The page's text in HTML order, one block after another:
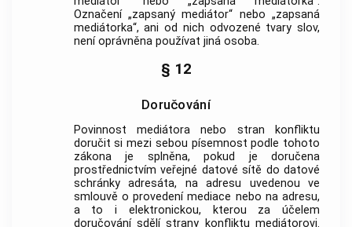
Označení „zapsanýmediátor“ nebo „zapsaná
mediátorka“, ani od nich odvozené tvary slov,
není oprávněna používat jiná osoba.
§ 12
Doručování
Povinnost mediátora nebo stran konfliktu
doručit si mezi sebou písemnost podle tohoto
zákona je splněna, pokud je doručena
prostřednictvím veřejné datové sítě do datové
schránky adresáta, na adresu uvedenou ve
smlouvě o provedení mediace nebo na adresu,
a to i elektronickou, kterou za účelem
doručování sdělí strany konfliktu mediátorovi.